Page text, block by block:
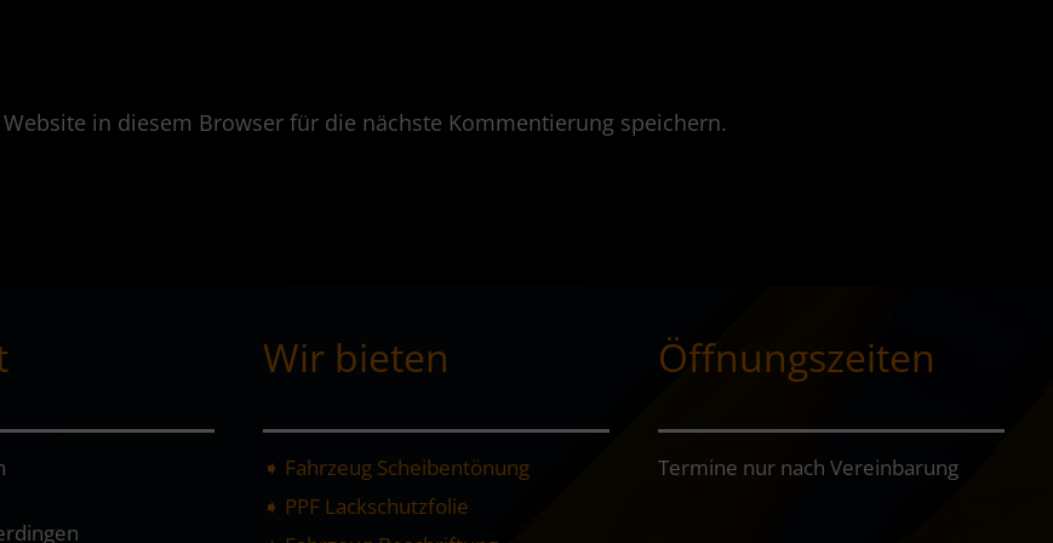
in diesem Browser für die nächste Kommentierung speichern.
Wir bieten
➧ Fahrzeug Scheibentönung
➧ PPF Lackschutzfolie
Öffnungszeiten
Termine nur nach Vereinbarung